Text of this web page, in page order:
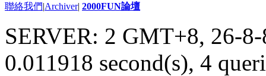
聯絡我們|Archiver| 2000FUN論壇
SERVER: 2 GMT+8, 26-
0.011918 second(s), 4